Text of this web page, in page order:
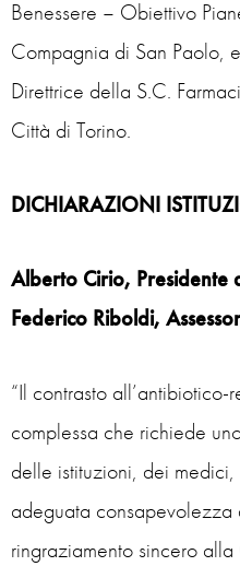
Benessere – Obiettivo
Compagnia di San Paolo,
Direttrice della S.C.
Città di Torino.
DICHIARAZIONI
Alberto Cirio, Presidente
Federico Riboldi,
“Il contrasto
complessa che richiede
delle istituzioni, dei
adeguata
ringraziamento sincero